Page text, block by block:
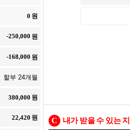
원
원
원
원
원 C 내가 받을 수 있는